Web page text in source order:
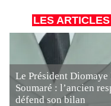
LES
Le Président Diomaye
Soumaré : l’ancien
défend son bilan